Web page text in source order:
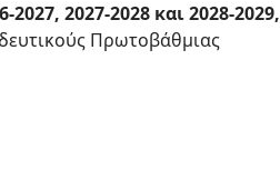
2027-2028 και 2028-2029,
Πρωτοβάθμιας